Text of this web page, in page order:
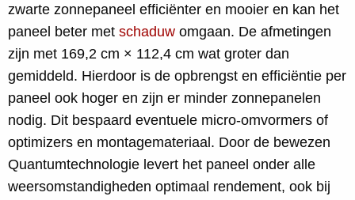
zwarte zonnepaneel efficiënter en mooier en kan het
paneel beter met schaduw omgaan. De afmetingen
zijn met 169,2 cm × 112,4 cm wat groter dan
gemiddeld. Hierdoor is de opbrengst en efficiëntie per
paneel ook hoger en zijn er minder zonnepanelen
nodig. Dit bespaard eventuele micro-omvormers of
optimizers en montagemateriaal. Door de bewezen
Quantumtechnologie levert het paneel onder alle
weersomstandigheden optimaal rendement, ook bij